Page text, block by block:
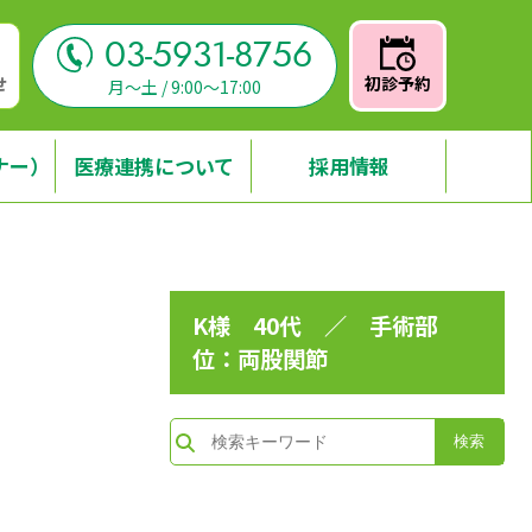
03-5931-8756
月～土 / 9:00～17:00 初診予約
） 医療連携について 採用情報
K様 40代 ／ 手術部
位：両股関節